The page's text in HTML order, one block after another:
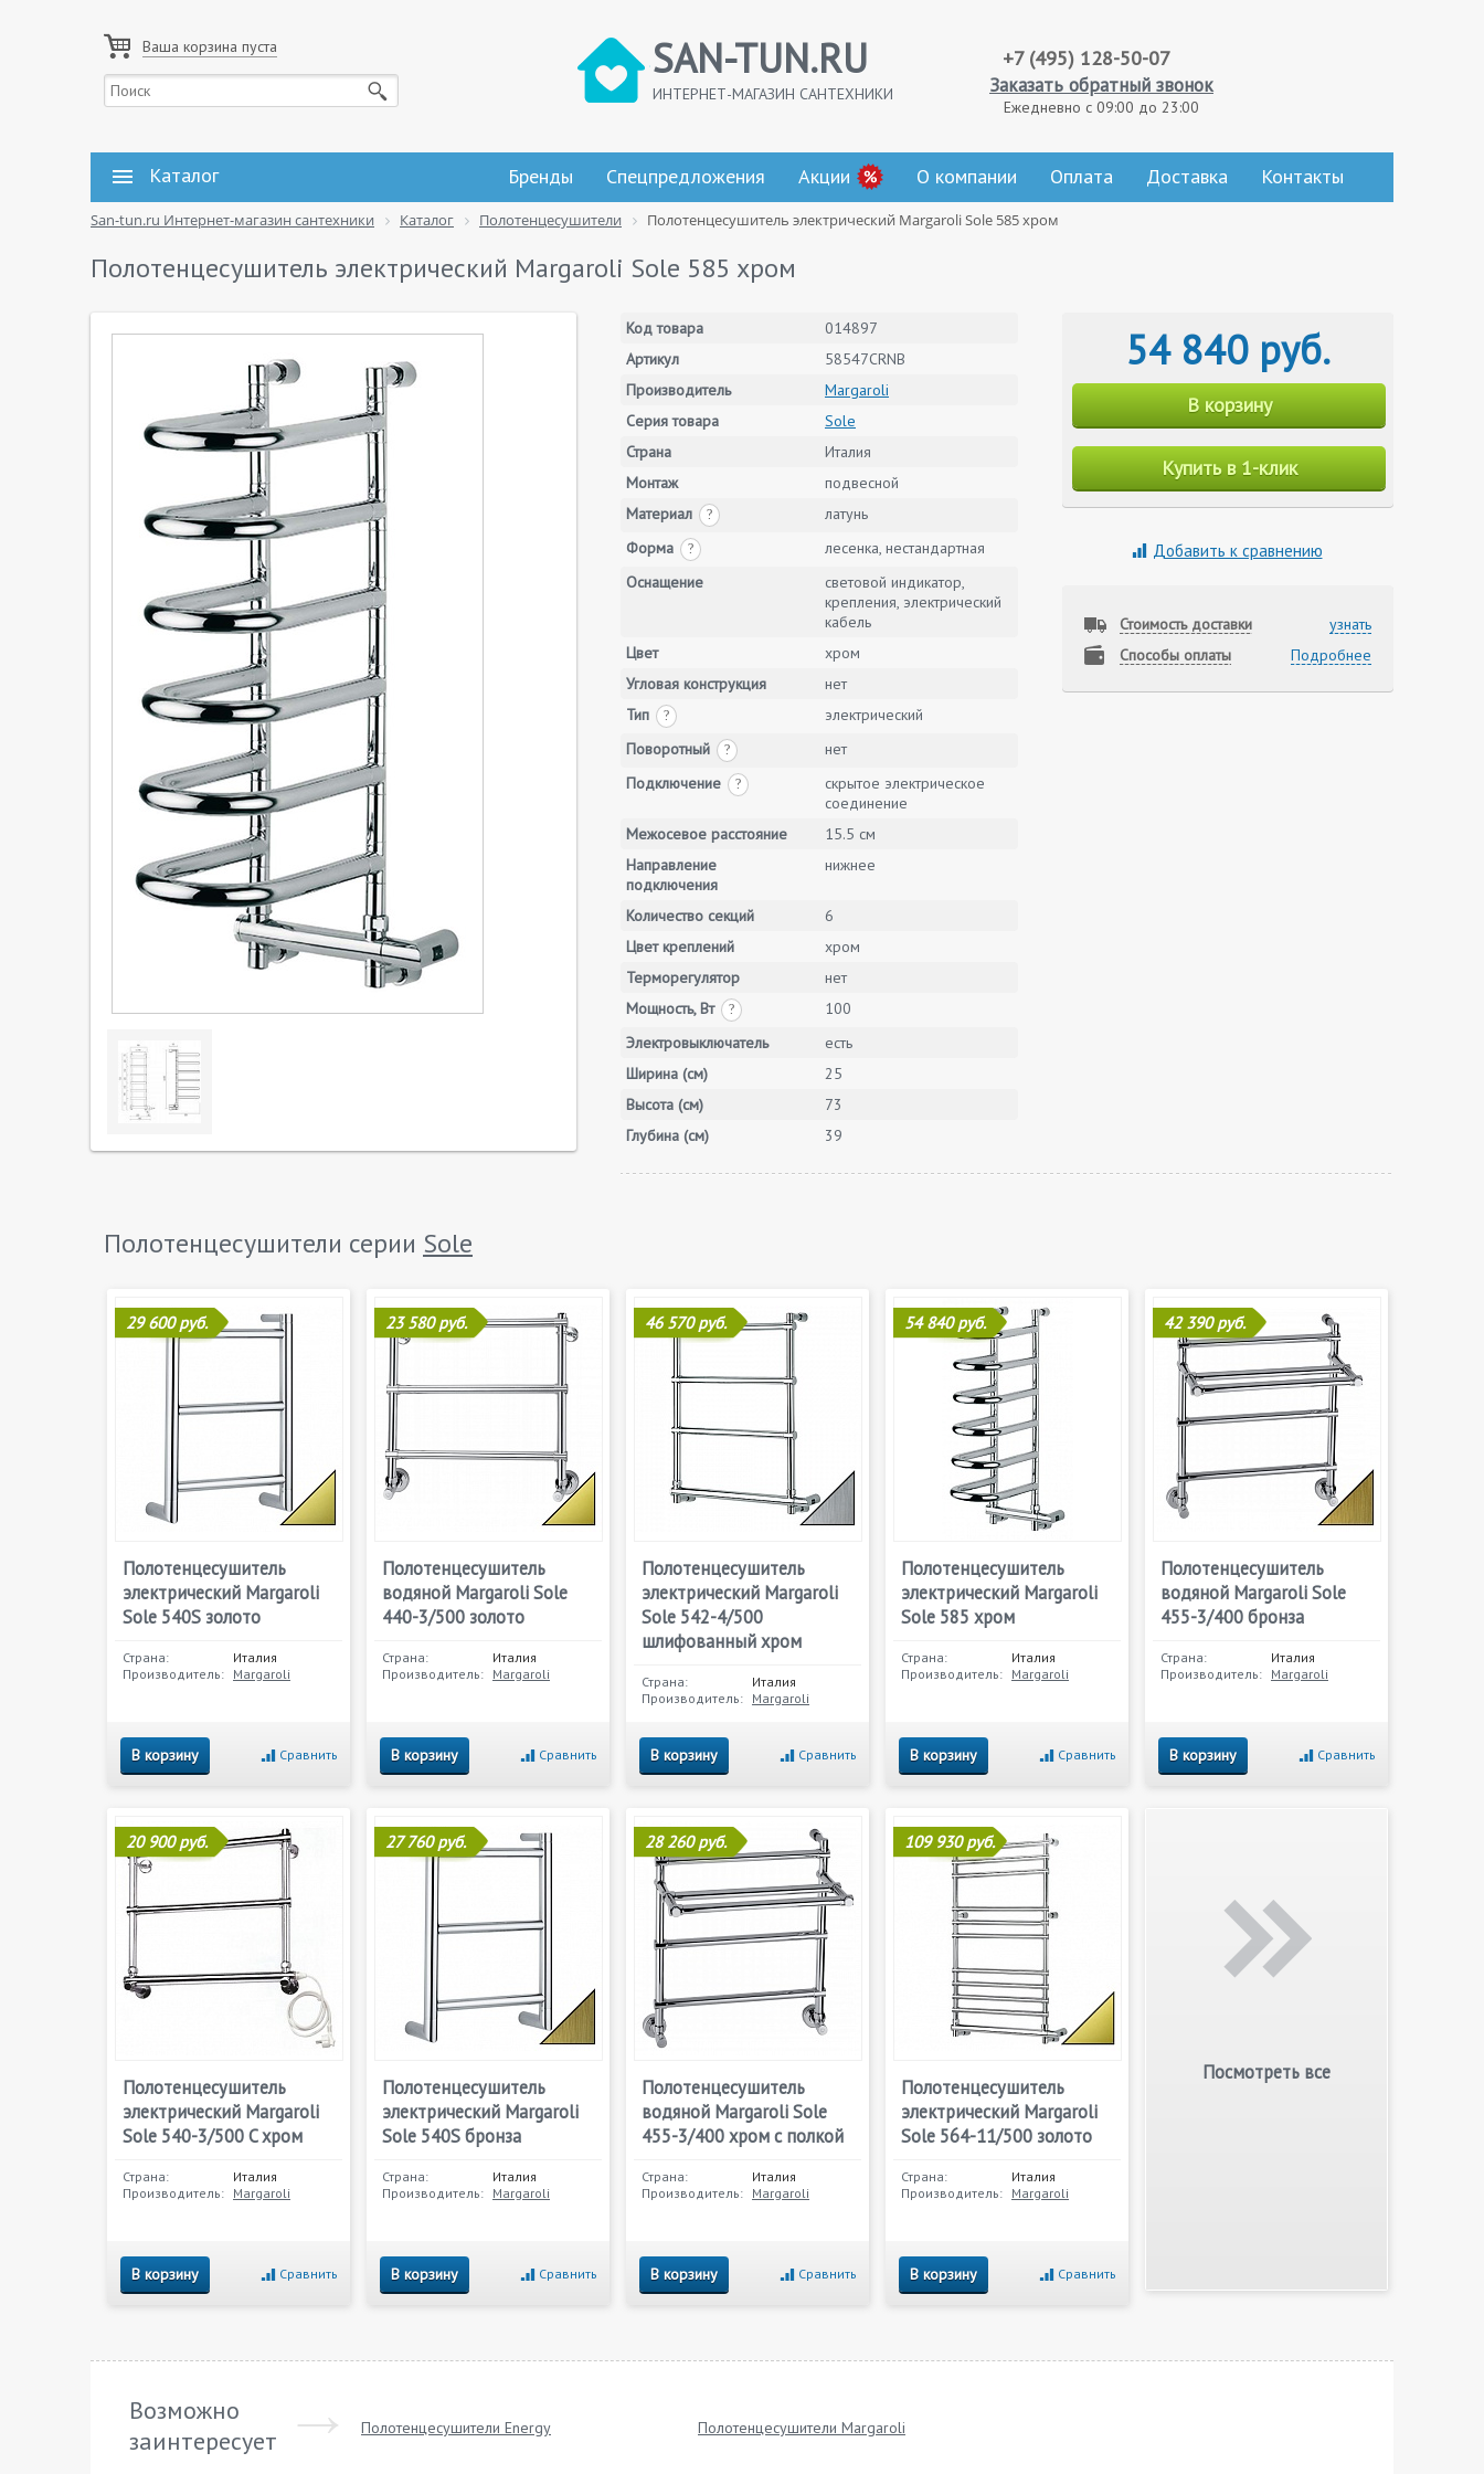
Ваша корзина пуста SAN-TUN.RU
ИНТЕРНЕТ-МАГАЗИН САНТЕХНИКИ
+7 (495) 128-50-07
Заказать обратный звонок
Ежедневно с 09:00 до 23:00
Каталог Бренды Спецпредложения Акции О компании Оплата Доставка Контакты
San-tun.ru Интернет-магазин сантехники Каталог Полотенцесушители Полотенцесушитель электрический Margaroli Sole 585 хром
Полотенцесушитель электрический Margaroli Sole 585 хром
Код товара
014897
Артикул
58547CRNB
Производитель
Margaroli
Серия товара
Sole
Страна
Италия
Монтаж
подвесной
Материал
?
латунь
Форма
?
лесенка, нестандартная
Оснащение
световой индикатор,
крепления, электрический
кабель
Цвет
хром
Угловая конструкция
нет
Тип
?
электрический
Поворотный
?
нет
Подключение
?
скрытое электрическое
соединение
Межосевое расстояние
15.5 см
Направление
подключения
нижнее
Количество секций
6
Цвет креплений
хром
Терморегулятор
нет
Мощность, Вт
?
100
Электровыключатель
есть
Ширина (см)
25
Высота (см)
73
Глубина (см)
39
54 840 руб.
В корзину
Купить в 1-клик
Добавить к сравнению
Стоимость доставки
узнать
Способы оплаты
Подробнее
Полотенцесушители серии Sole
29 600 руб.
Полотенцесушитель
электрический Margaroli
Sole 540S золото
Страна:
Италия
Производитель: Margaroli
В корзину Сравнить
23 580 руб.
Полотенцесушитель
водяной Margaroli Sole
440-3/500 золото
Страна:
Италия
Производитель: Margaroli
В корзину Сравнить
46 570 руб.
Полотенцесушитель
электрический Margaroli
Sole 542-4/500
шлифованный хром
Страна:
Италия
Производитель: Margaroli
В корзину Сравнить
54 840 руб.
Полотенцесушитель
электрический Margaroli
Sole 585 хром
Страна:
Италия
Производитель: Margaroli
В корзину Сравнить
42 390 руб.
Полотенцесушитель
водяной Margaroli Sole
455-3/400 бронза
Страна:
Италия
Производитель: Margaroli
В корзину Сравнить
20 900 руб.
Полотенцесушитель
электрический Margaroli
Sole 540-3/500 C хром
Страна:
Италия
Производитель: Margaroli
В корзину Сравнить
27 760 руб.
Полотенцесушитель
электрический Margaroli
Sole 540S бронза
Страна:
Италия
Производитель: Margaroli
В корзину Сравнить
28 260 руб.
Полотенцесушитель
водяной Margaroli Sole
455-3/400 хром с полкой
Страна:
Италия
Производитель: Margaroli
В корзину Сравнить
109 930 руб.
Полотенцесушитель
электрический Margaroli
Sole 564-11/500 золото
Страна:
Италия
Производитель: Margaroli
В корзину Сравнить
Посмотреть все
Возможно
заинтересует
Полотенцесушители Energy Полотенцесушители Margaroli